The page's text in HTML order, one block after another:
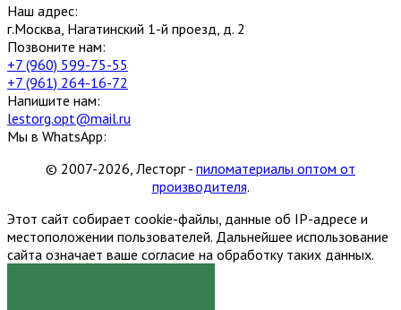
Наш адрес:
г.Москва, Нагатинский 1-й проезд, д. 2
Позвоните нам:
+7 (960) 599-75-55
+7 (961) 264-16-72
Напишите нам:
lestorg.opt@mail.ru
Мы в WhatsApp:
© 2007-2026, Лесторг - пиломатериалы оптом от
производителя.
Этот сайт собирает cookie-файлы, данные об IP-адресе и
местоположении пользователей. Дальнейшее использование
сайта означает ваше согласие на обработку таких данных.